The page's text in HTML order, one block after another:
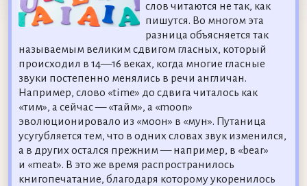
слов читаются не так, как
пишутся. Во многом эта
разница объясняется так
называемым великим сдвигом гласных, который
происходил в 14—16 веках, когда многие гласные
звуки постепенно менялись в речи англичан.
Например, слово «time» до сдвига читалось как
«тим», а сейчас — «тайм», а «moon»
эволюционировало из «моон» в «мун». Путаница
усугубляется тем, что в одних словах звук изменился,
а в других остался прежним — например, в «bear»
и «meat». В это же время распространилось
книгопечатание, благодаря которому укоренилось